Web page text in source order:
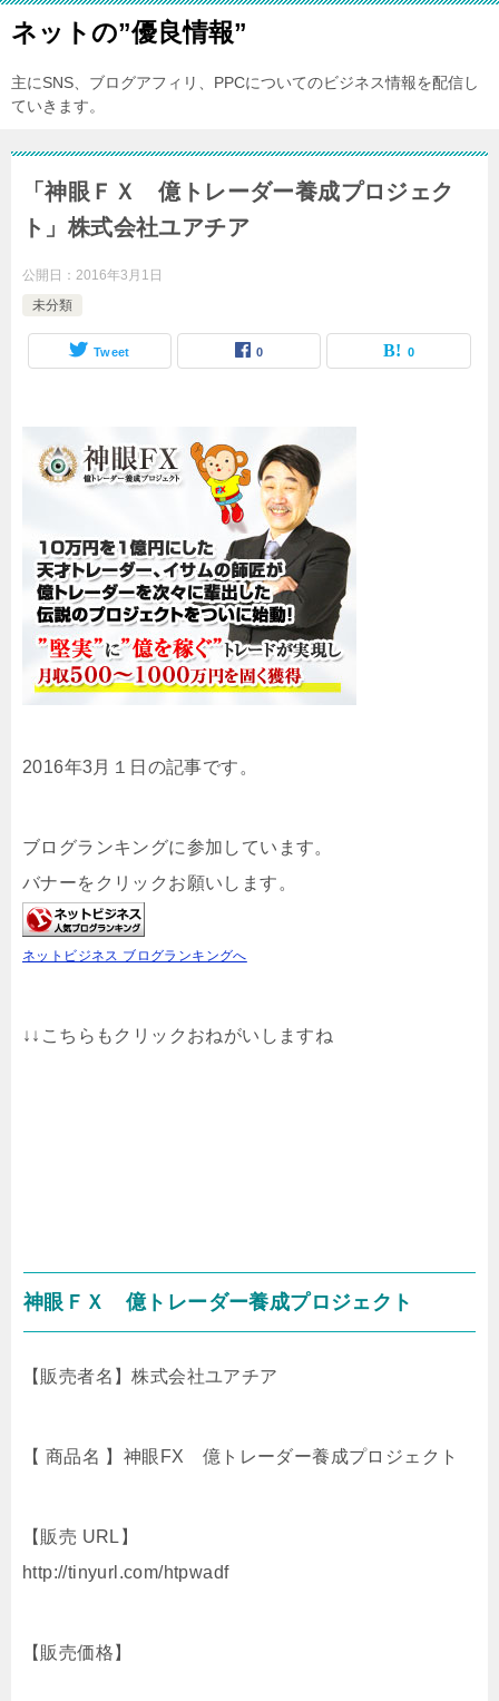
ネットの”優良情報”
主にSNS、ブログアフィリ、PPCについてのビジネス情報を配信し
ていきます。
「神眼ＦＸ 億トレーダー養成プロジェク
ト」株式会社ユアチア
公開日： 2016年3月1日
未分類
Tweet 0 0
2016年3月１日の記事です。
ブログランキングに参加しています。
バナーをクリックお願いします。
ネットビジネス ブログランキングへ
↓↓こちらもクリックおねがいしますね
神眼ＦＸ 億トレーダー養成プロジェクト
【販売者名】株式会社ユアチア
【 商品名 】神眼FX 億トレーダー養成プロジェクト
【販売 URL】
http://tinyurl.com/htpwadf
【販売価格】